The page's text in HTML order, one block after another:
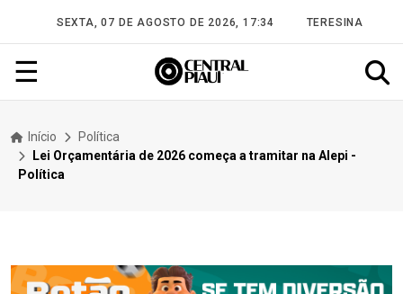
SEXTA, 07 DE AGOSTO DE 2026, 17:34 TERESINA
☰
Início
Política
Lei Orçamentária de 2026 começa a tramitar na Alepi -
Política